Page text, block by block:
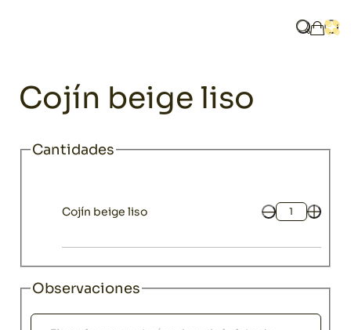
¿Qué
Mi
Cojín beige liso
Cantidades
Cojín beige liso Cantidad
Observaciones
Observaciones